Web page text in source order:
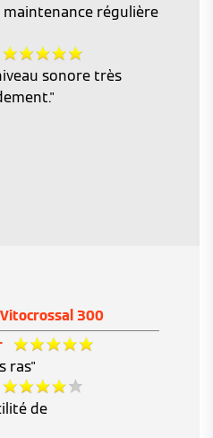
maintenance régulière
sonore très
Vitocrossal 300
ras"
de